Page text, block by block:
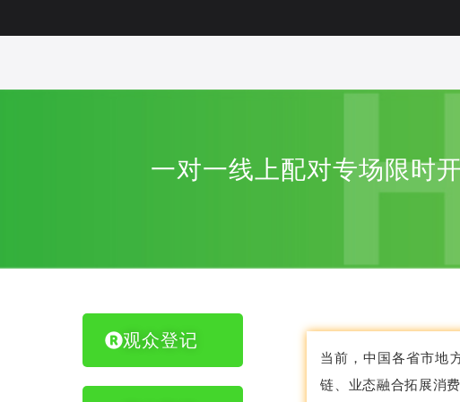
一对一线上配对专场限时
观众登记
当前，中国各省市地
链、业态融合拓展消